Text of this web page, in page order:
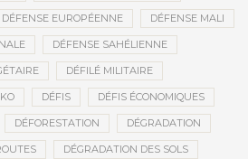
DÉFENSE EUROPÉENNE DÉFENSE MALI
DÉFENSE SAHÉLIENNE
DÉFILÉ MILITAIRE
DÉFIS DÉFIS ÉCONOMIQUES
DÉFORESTATION DÉGRADATION
DÉGRADATION DES SOLS